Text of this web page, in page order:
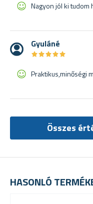
HASONLÓ
Nagyon jól ki tudom
Gyuláné
★★★★★
★★★★★
Praktikus,minőségi
Összes